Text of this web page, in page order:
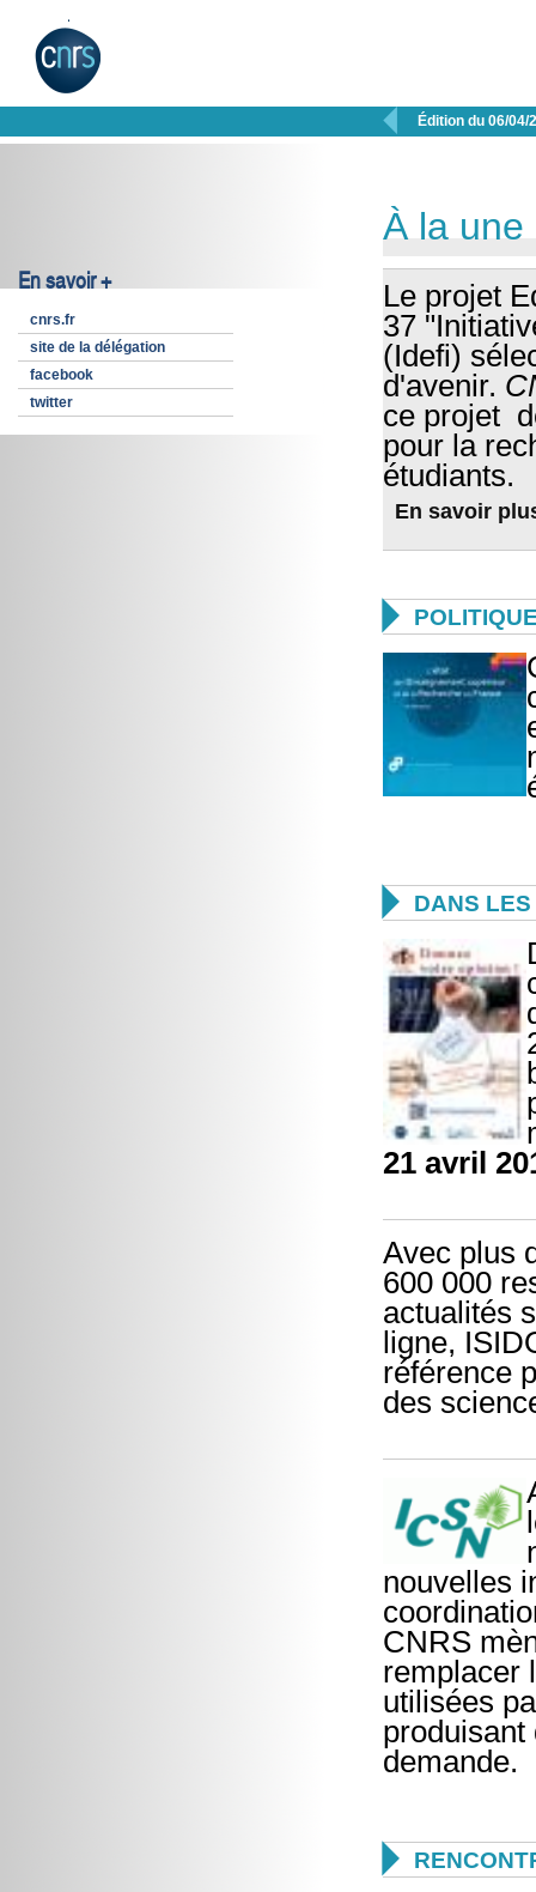
 Édition du 06/04/
En savoir +
cnrs.fr
site de la délégation
facebook
twitter
À la une
Le projet
37
(Idefi)
d'avenir.
ce projet
pour la
étudiants.
En savoir

 DANS
21 avril
Avec plus
600 000
actualités
ligne,
référence
des
nouvelles
CNRS
remplacer
utilisées
produisant
demande.
